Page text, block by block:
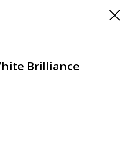
Brilliance